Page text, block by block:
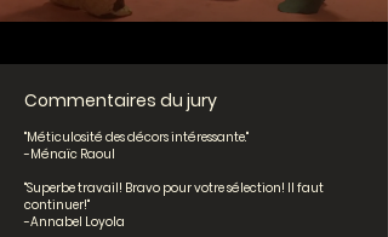
Commentaires du jury
"Méticulosité des décors intéressante."
-Ménaïc Raoul
"Superbe travail! Bravo pour votre sélection! Il faut
continuer!"
-Annabel Loyola